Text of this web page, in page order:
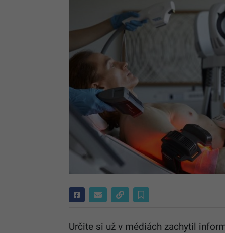
Určite si už v médiách zachytil